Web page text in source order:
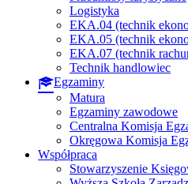
Logistyka
EKA.04 (technik
EKA.05 (technik
EKA.07 (technik
Technik handlowiec
Egzaminy
Matura
Egzaminy zawodowe
Centralna Komisja
Okręgowa Komisja
Współpraca
Stowarzyszenie